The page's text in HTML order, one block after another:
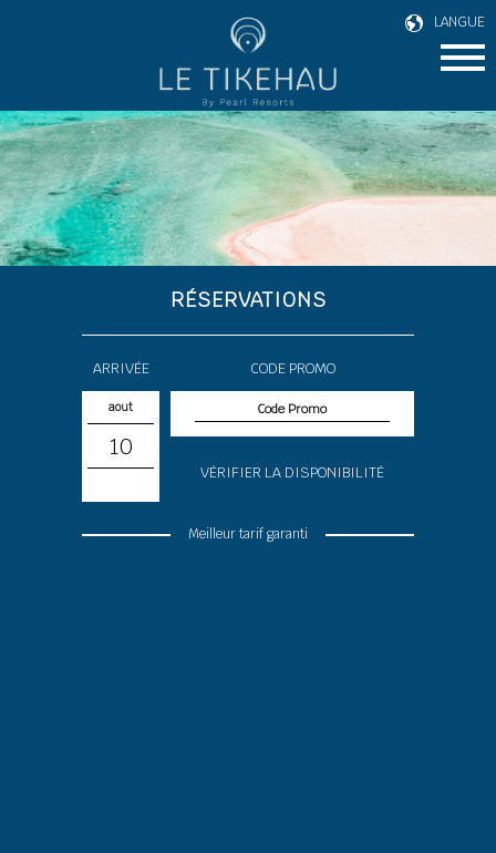
LANGUE
RÉSERVATIONS
ARRIVÉE
aout
10
CODE PROMO
VÉRIFIER LA DISPONIBILITÉ
Meilleur tarif garanti